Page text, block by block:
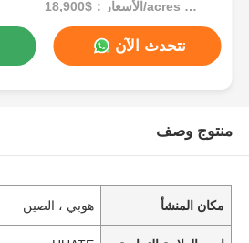
الأسعار：$18,900/acres 1-49 acres
نتحدث الآن
منتوج وصف
مكان المنشأ هوبي ، الصين